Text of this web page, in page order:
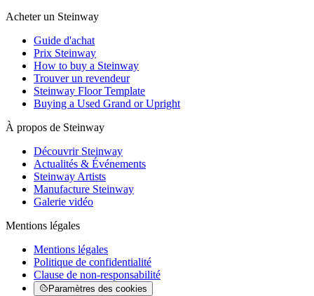
Acheter un Steinway
Guide d'achat
Prix Steinway
How to buy a Steinway
Trouver un revendeur
Steinway Floor Template
Buying a Used Grand or Upright
À propos de Steinway
Découvrir Steinway
Actualités & Événements
Steinway Artists
Manufacture Steinway
Galerie vidéo
Mentions légales
Mentions légales
Politique de confidentialité
Clause de non-responsabilité
Paramètres des cookies